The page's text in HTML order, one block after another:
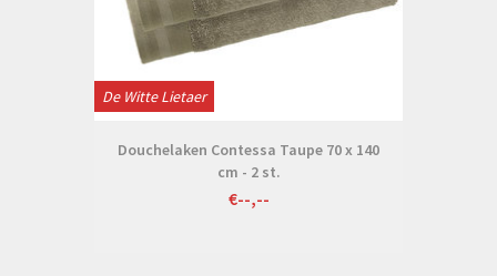
De Witte Lietaer
Douchelaken Contessa Taupe 70 x 140
cm - 2 st.
€--,--